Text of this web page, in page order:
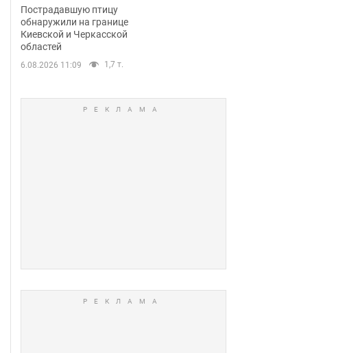
нетипичный маршрут.
Фото
Пострадавшую птицу
обнаружили на границе
Киевской и Черкасской
областей
6.08.2026 11:09 1,7 т.